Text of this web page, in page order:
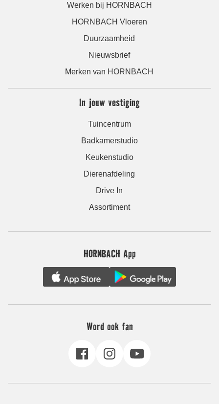
Werken bij HORNBACH
HORNBACH Vloeren
Duurzaamheid
Nieuwsbrief
Merken van HORNBACH
In jouw vestiging
Tuincentrum
Badkamerstudio
Keukenstudio
Dierenafdeling
Drive In
Assortiment
HORNBACH App
Word ook fan